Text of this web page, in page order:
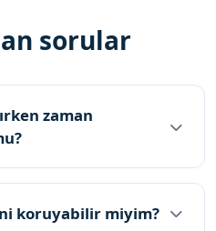
sorular
zaman
koruyabilir miyim?